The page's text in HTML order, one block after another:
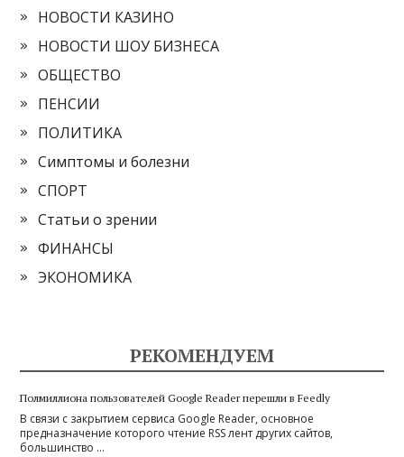
НОВОСТИ КАЗИНО
НОВОСТИ ШОУ БИЗНЕСА
ОБЩЕСТВО
ПЕНСИИ
ПОЛИТИКА
Симптомы и болезни
СПОРТ
Статьи о зрении
ФИНАНСЫ
ЭКОНОМИКА
РЕКОМЕНДУЕМ
Полмиллиона пользователей Google Reader перешли в Feedly
В связи с закрытием сервиса Google Reader, основное
предназначение которого чтение RSS лент других сайтов,
большинство …